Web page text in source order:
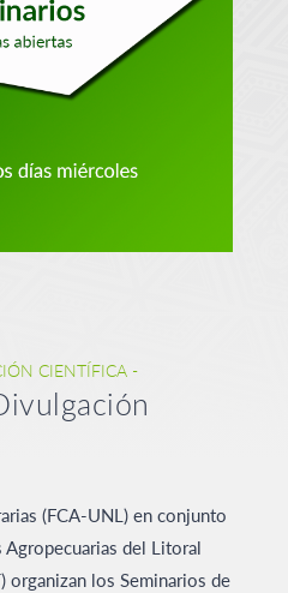
CIENTÍFICA -
(FCA-UNL) en conjunto
del Litoral
organizan los Seminarios de